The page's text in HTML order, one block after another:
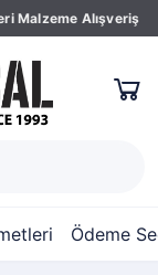
Malzeme Alışveriş
Ödeme